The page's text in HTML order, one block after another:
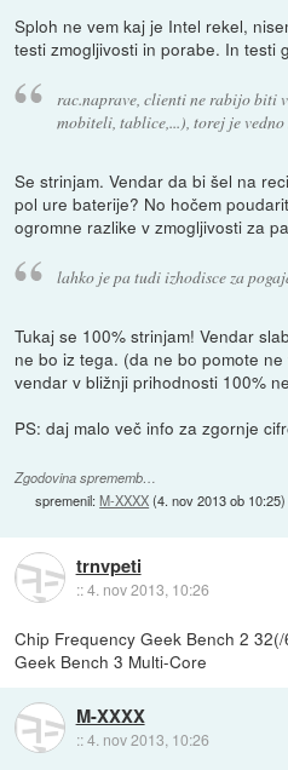
Sploh ne vem kaj je Intel rekel,
testi zmogljivosti in porabe. In testi
rac.naprave, clienti ne rabijo biti
mobiteli, tablice,...), torej je
Se strinjam. Vendar da bi šel na
pol ure baterije? No hočem
ogromne razlike v zmogljivosti za
lahko je pa tudi izhodisce za
Tukaj se 100% strinjam! Vendar
ne bo iz tega. (da ne bo pomote
vendar v bližnji prihodnosti 100%
PS: daj malo več info za zgornje
Zgodovina sprememb…
spremenil:M-XXXX(4. nov 2013 ob 10:25)
trnvpeti
::4. nov 2013, 10:26
Chip Frequency Geek Bench 2
Geek Bench 3 Multi-Core
M-XXXX
::4. nov 2013, 10:26